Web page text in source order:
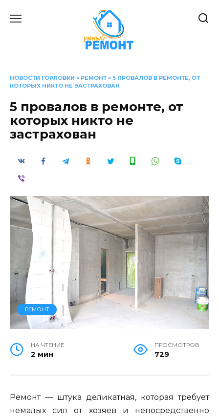
НОВОСТИ ГОРЛОВКИ » РЕМОНТ» 5 ПРОВАЛОВ В РЕМОНТЕ, ОТ
КОТОРЫХ НИКТО НЕ ЗАСТРАХОВАН
5 провалов в ремонте, от
которых никто не
застрахован
РЕМОНТ
НА ЧТЕНИЕ
2 мин
ПРОСМОТРОВ
729
Ремонт — штука деликатная, которая требует
немалых сил от хозяев и непосредственно